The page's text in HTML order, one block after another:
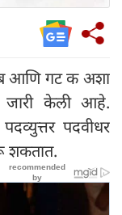
ब आणि गट क अशा
जारी केली आहे.
पदवीधर
शकतात.